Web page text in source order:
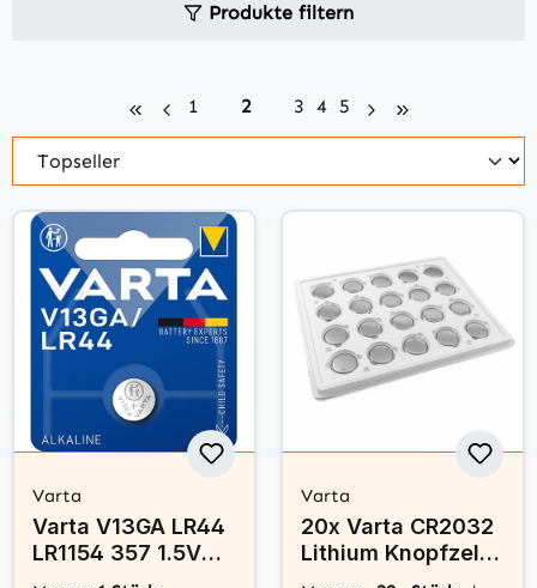
Produkte filtern
Seite
1 Seite
2 Seite
3 Seite
4 Seite
5
Varta
Varta V13GA LR44
LR1154 357 1.5V
Alkaline
Varta
20x Varta CR2032
Lithium Knopfzelle
3V Batterie - Bulk